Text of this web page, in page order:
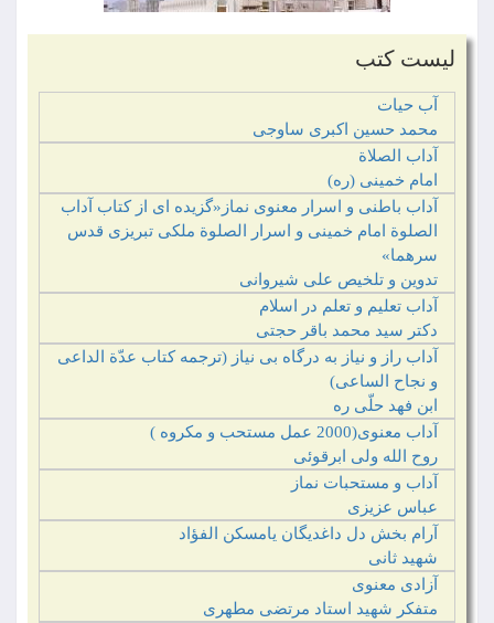
لیست کتب
آب حیات
محمد حسین اکبری ساوجی‏
آداب الصلاة
امام خمینی (ره)
آداب باطنی و اسرار معنوی نماز«گزیده ای از کتاب آداب
الصلوة امام خمینی و اسرار الصلوة ملکی تبریزی قدس
سرهما»
تدوین و تلخیص علی شیروانی‏‏‏
آداب تعلیم و تعلم در اسلام
دکتر سید محمد باقر حجتی
آداب راز و نیاز به درگاه بی نیاز (ترجمه کتاب عدّة الداعی
و نجاح الساعی)
ابن فهد حلّی ره‏
آداب معنوی(2000 عمل مستحب و مکروه )
روح الله ولی ابرقوئی‏
آداب و مستحبات نماز
عباس عزیزی‏
آرام بخش دل داغدیگان یامسکن الفؤاد
شهید ثانی
آزادی معنوی
متفکر شهید استاد مرتضی مطهری‏‏‏‏‏‏‏‏